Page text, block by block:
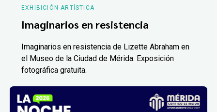
EXHIBICIÓN ARTÍSTICA
Imaginarios en resistencia
Imaginarios en resistencia de Lizette Abraham en
el Museo de la Ciudad de Mérida. Exposición
fotográfica gratuita.